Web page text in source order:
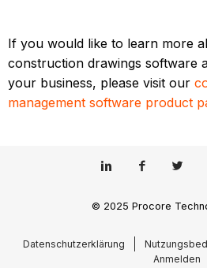
If you would like to learn more
construction drawings software
your business, please visit our
management software product
© 2025 Procore
Datenschutzerklärung
Anmelden